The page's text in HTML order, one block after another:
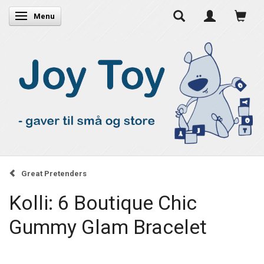
Skifte navigation
Menu
Great Pretenders
Kolli: 6 Boutique Chic
Gummy Glam Bracelet